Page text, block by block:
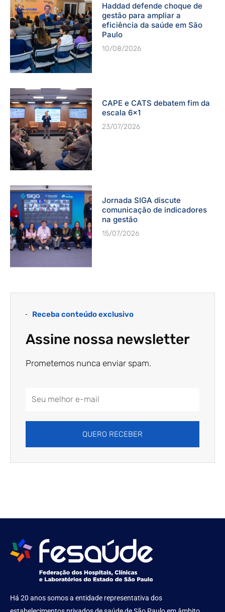
Haddad defende choque de
gestão para ampliar a
eficiência da saúde em São
Paulo
10/08/2026
CAPE e CATS debatem fim da
escala 6×1
23/07/2026
Jornada SIGA discute
comunicação de indicadores
na gestão
15/07/2026
Receba conteúdo exclusivo
Assine nossa newsletter
Prometemos nunca enviar spam.
QUERO RECEBER
Há 20 anos somos a entidade representativa dos